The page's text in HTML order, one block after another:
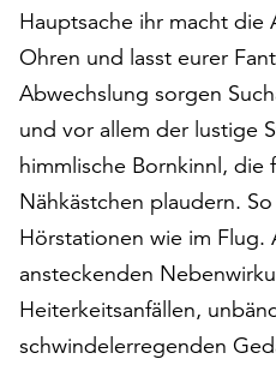
akzeptieren.
Sie
können
Einverständnis
jederzeit
ändern
und
widerrufen.
Dafür
steht
Ihnen
Hauptsache ihr macht die
Ohren und lasst eurer
Abwechslung sorgen
und vor allem der lustige
himmlische Bornkinnl, die
Nähkästchen plaudern.
Hörstationen wie im
ansteckenden
Heiterkeitsanfällen,
schwindelerregenden